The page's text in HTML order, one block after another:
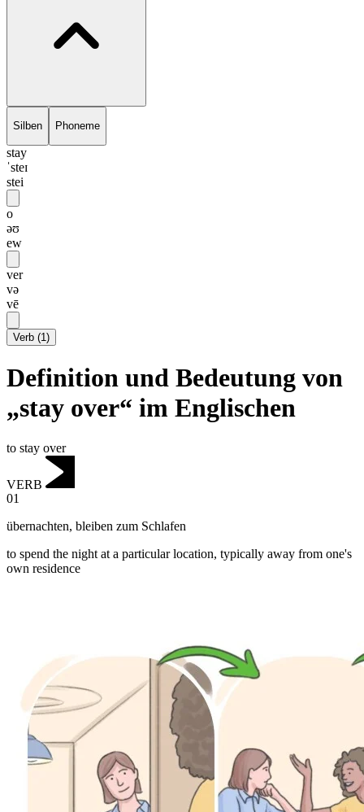
Silben Phoneme
stay
ˈsteɪ
stei
o
əʊ
ew
ver
və
vē
Verb (1)
Definition und Bedeutung von
„stay over“ im Englischen
to stay over
VERB
01
übernachten, bleiben zum Schlafen
to spend the night at a particular location, typically away from one's
own residence